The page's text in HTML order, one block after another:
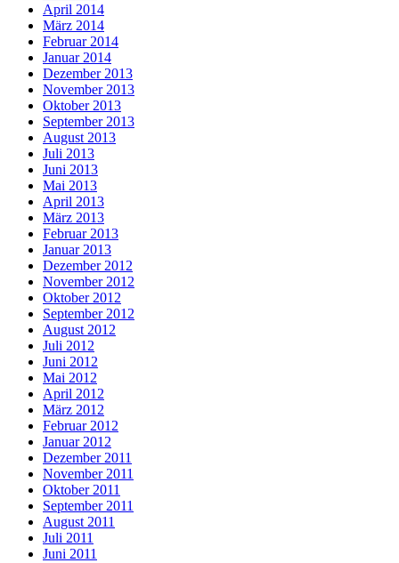
April 2014
März 2014
Februar 2014
Januar 2014
Dezember 2013
November 2013
Oktober 2013
September 2013
August 2013
Juli 2013
Juni 2013
Mai 2013
April 2013
März 2013
Februar 2013
Januar 2013
Dezember 2012
November 2012
Oktober 2012
September 2012
August 2012
Juli 2012
Juni 2012
Mai 2012
April 2012
März 2012
Februar 2012
Januar 2012
Dezember 2011
November 2011
Oktober 2011
September 2011
August 2011
Juli 2011
Juni 2011